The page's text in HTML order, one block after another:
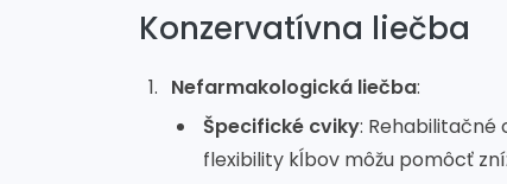
Konzervatívna liečba
Nefarmakologická liečba:
Špecifické cviky: Rehabilitačné
flexibility kĺbov môžu pomôcť